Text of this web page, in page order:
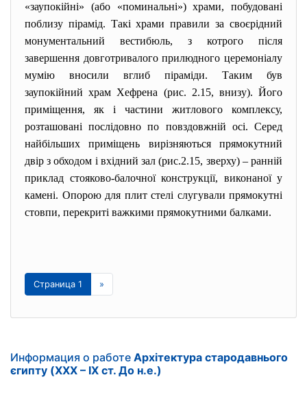
«заупокійні» (або «поминальні») храми, побудовані
поблизу пірамід. Такі храми правили за своєрідний
монументальний вестибюль, з котрого після
завершення довготривалого прилюдного церемоніалу
мумію вносили вглиб піраміди. Таким був
заупокійний храм Хефрена (рис. 2.15, внизу). Його
приміщення, як і частини житлового комплексу,
розташовані послідовно по повздовжній осі. Серед
найбільших приміщень вирізняються прямокутний
двір з обходом і вхідний зал (рис.2.15, зверху) – ранній
приклад стояково-балочної конструкції, виконаної у
камені. Опорою для плит стелі слугували прямокутні
стовпи, перекриті важкими прямокутними балками.
Страница 1 »
Информация о работе Архітектура стародавнього
єгипту (XXX – IX ст. До н.е.)